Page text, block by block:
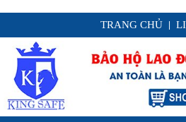
TRANG CHỦ